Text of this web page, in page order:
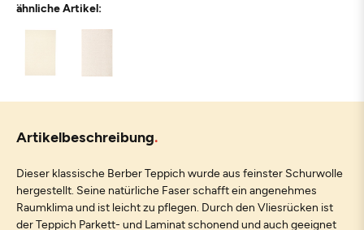
ähnliche Artikel:
Artikelbeschreibung
Dieser klassische Berber Teppich wurde aus feinster Schurwolle
hergestellt. Seine natürliche Faser schafft ein angenehmes
Raumklima und ist leicht zu pflegen. Durch den Vliesrücken ist
der Teppich Parkett- und Laminat schonend und auch geeignet